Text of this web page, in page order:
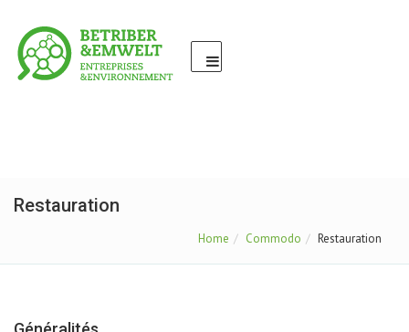
Restauration
Home Commodo Restauration